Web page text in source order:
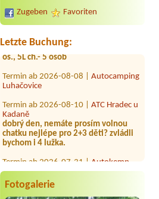
Zugeben Favoriten
Letzte Buchung:
Termin ab 2026-08-13 |Kemp Výsluní
os., 5L ch.- 5 osob
Termin ab 2026-08-08 |
Luhačovice
Termin ab 2026-08-10 |
Kadaně
dobrý den, nemáte prosím volnou
chatku nejlépe pro 2+3 děti? zvládli
bychom i 4 lužka.
Termin ab 2026-07-31 |
Bílina Kyselka
Termin ab 2026-08-18 |
Bílina Kyselka
Fotogalerie